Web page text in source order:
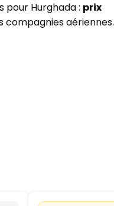
pour Hurghada : prix
compagnies aériennes.